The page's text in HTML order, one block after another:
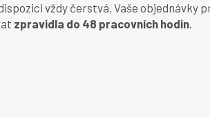
vždy čerstvá. Vaše objednávky
zpravidla do 48 pracovních hodin.